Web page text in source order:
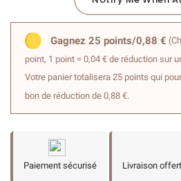
Gagnez 25 points/0,88 €
point, 1 point = 0,04 € de réduction sur
Votre panier totalisera 25 points qui
bon de réduction de 0,88 €.
Paiement sécurisé Livraison